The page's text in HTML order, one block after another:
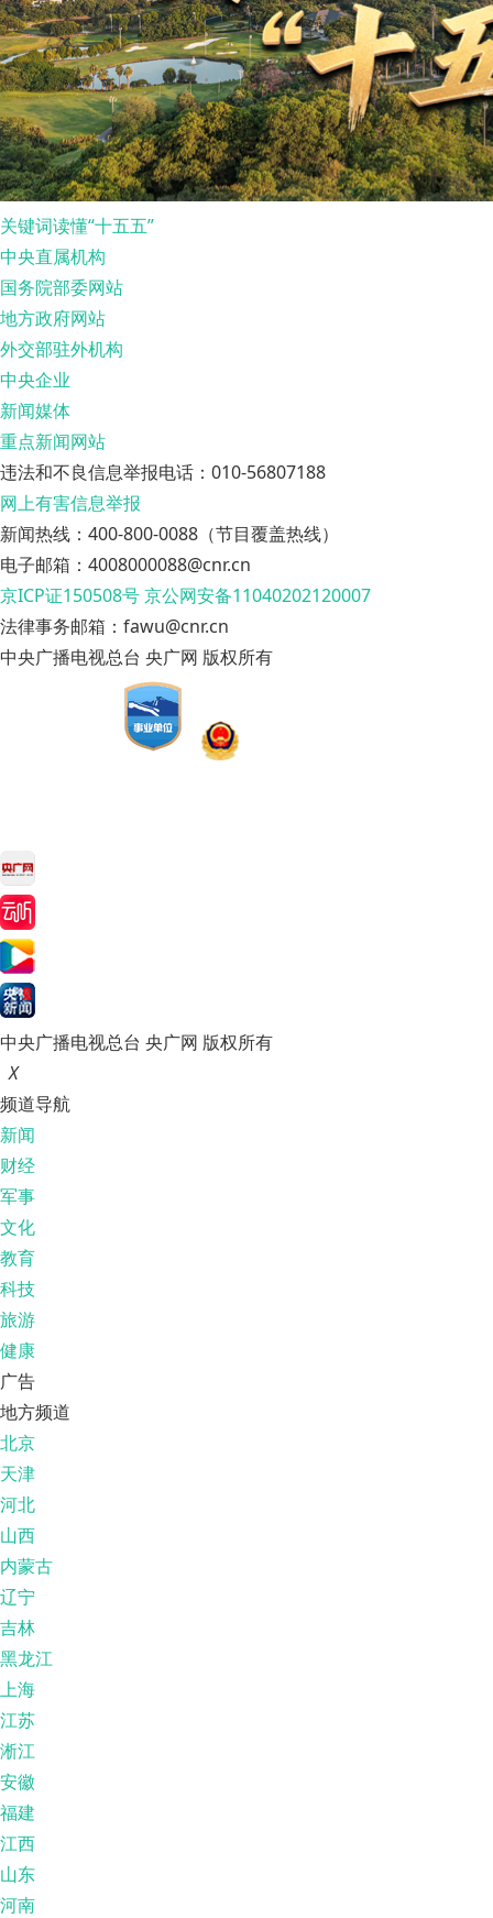
关键词读懂“十五五”
中央直属机构
国务院部委网站
地方政府网站
外交部驻外机构
中央企业
新闻媒体
重点新闻网站
违法和不良信息举报电话：010-56807188
网上有害信息举报
新闻热线：400-800-0088（节目覆盖热线）
电子邮箱：4008000088@cnr.cn
京ICP证150508号京公网安备11040202120007
法律事务邮箱：fawu@cnr.cn
中央广播电视总台 央广网 版权所有
中央广播电视总台 央广网 版权所有
X
频道导航
新闻
财经
军事
文化
教育
科技
旅游
健康
广告
地方频道
北京
天津
河北
山西
内蒙古
辽宁
吉林
黑龙江
上海
江苏
淅江
安徽
福建
江西
山东
河南